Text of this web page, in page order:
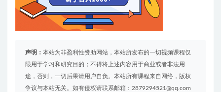
声明： 本站为非盈利性赞助网站，本站所发布的一切视频课程仅
限用于学习和研究目的；不得将上述内容用于商业或者非法用
途，否则，一切后果请用户自负。本站所有课程来自网络，版权
争议与本站无关。如有侵权请联系邮箱：2879294521@qq.com